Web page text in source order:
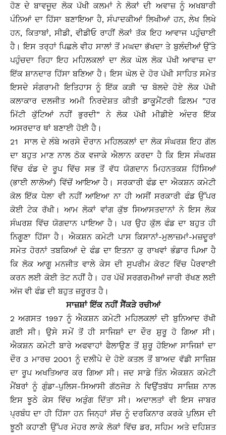
ਹੋਣ ਦੇ ਬਾਵਜੂਦ ਲੋਕ ਪੱਖੀ ਕਲਮਾਂ ਨੇ ਲੋਕਾਂ ਦੀ ਅਵਾਜ਼ ਨੂੰ ਅਖਬਾਰੀ
ਪੰਨਿਆਂ ਦਾ ਹਿੱਸਾ ਬਣਾਇਆ ਹੈ, ਸੰਪਾਦਕੀਆਂ ਲਿਖੀਆਂ ਹਨ, ਲੇਖ ਲਿਖੇ
ਹਨ, ਕਿਤਾਬਾਂ, ਸੀਡੀ, ਵੀਡੀਓ ਰਾਹੀਂ ਲੋਕਾਂ ਤੱਕ ਇਹ ਆਵਾਜ ਪਹੁੰਚਾਈ
ਹੈ। ਇਸ ਤਰ੍ਹਾਂ ਪਿਛਲੇ ਵੀਹ ਸਾਲਾਂ ਤੋਂ ਮਘਦਾ ਭੱਖਦਾ ਤੇ ਬੁਲੰਦੀਆਂ ਉੱਤੇ
ਪਹੁੰਚਦਾ ਰਿਹਾ ਇਹ ਮਹਿਲਕਲਾਂ ਦਾ ਲੋਕ ਘੋਲ ਲੋਕ ਪੱਖੀ ਆਵਾਜ਼ ਦਾ
ਇੱਕ ਸ਼ਾਨਦਾਰ ਹਿੱਸਾ ਬਣਿਆ ਹੈ। ਇਸ ਘੋਲ ਦੇ ਹੋਰ ਪੱਖੀ ਸਾਹਿਤ ਸਮੇਤ
ਇਸਦੇ ਸੰਗਰਾਮੀ ਇਤਿਹਾਸ ਨੂੰ ਇੱਕ ਕੜੀ ‘ਚ ਬੋਲਦੇ ਹੋਏ ਲੋਕ ਪੱਖੀ
ਕਲਾਕਾਰ ਦਲਜੀਤ ਅਮੀ ਨਿਰਦੇਸ਼ਤ ਕੀਤੀ ਡਾਕੂਮੈਂਟਰੀ ਫ਼ਿਲਮ ”ਹਰ
ਮਿੱਟੀ ਕੁੱਟਿਆਂ ਨਹੀਂ ਭੁਰਦੀ” ਨੇ ਲੋਕ ਪੱਖੀ ਮੀਡੀਏ ਅੰਦਰ ਇੱਕ
ਅਸਰਦਾਰ ਥਾਂ ਬਣਾਈ ਹੋਈ ਹੈ।
21 ਸਾਲ ਦੇ ਲੰਬੇ ਅਰਸੇ ਦੌਰਾਨ ਮਹਿਲਕਲਾਂ ਦਾ ਲੋਕ ਸੰਘਰਸ਼ ਇਹ ਗੱਲ
ਦਾ ਬਹੁਤ ਮਾਣ ਨਾਲ ਠੋਕ ਵਜਾਕੇ ਐਲਾਨ ਕਰਦਾ ਹੈ ਕਿ ਇਸ ਸੰਘਰਸ਼
ਵਿੱਚ ਫੰਡ ਦੇ ਰੂਪ ਵਿੱਚ ਸਭ ਤੋਂ ਵੱਧ ਯੋਗਦਾਨ ਮਿਹਨਤਕਸ਼ ਹਿੱਸਿਆਂ
(ਭਾਈ ਲਾਲੋਆਂ) ਵਿੱਚੋਂ ਆਇਆ ਹੈ। ਸਰਕਾਰੀ ਫੰਡ ਦਾ ਐਕਸ਼ਨ ਕਮੇਟੀ
ਕੋਲ ਇੱਕ ਧੇਲਾ ਵੀ ਨਹੀਂ ਆਇਆ ਨਾ ਹੀ ਅਸੀਂ ਸਰਕਾਰੀ ਫੰਡ ਉੱਪਰ
ਕੋਈ ਟੇਕ ਰੱਖੀ। ਆਮ ਲੋਕਾਂ ਵਾਂਗ ਕੁੱਝ ਸਿਆਸਤਦਾਨਾਂ ਨੇ ਇਸ ਲੋਕ
ਸੰਘਰਸ਼ ਵਿੱਚ ਯੋਗਦਾਨ ਪਾਇਆ ਹੈ। ਪਰ ਉਹ ਕੁੱਲ ਫੰਡ ਦਾ ਬਹੁਤ ਹੀ
ਨਿਗੂਣਾ ਹਿੱਸਾ ਹੈ। ਐਕਸ਼ਨ ਕਮੇਟੀ ਪਾਸ ਕਿਸਾਨਾਂ-ਮੁਲਾਜ਼ਮਾਂ-ਮਜ਼ਦੂਰਾਂ
ਸਮੇਤ ਹੋਰਨਾਂ ਤਬਕਿਆਂ ਦੇ ਫੰਡ ਦਾ ਇਤਨਾ ਕੁ ਰਾਖਵਾਂ ਭੰਡਾਰ ਪਿਆ ਹੈ
ਕਿ ਲੋਕ ਆਗੂ ਮਨਜੀਤ ਵਾਲੇ ਕੇਸ ਦੀ ਸੁਪਰੀਮ ਕੋਰਟ ਵਿੱਚ ਪੈਰਵਾਈ
ਕਰਨ ਲਈ ਕੋਈ ਤੋਟ ਨਹੀਂ ਹੈ। ਹਰ ਪੱਖੋਂ ਸਰਗਰਮੀਆਂ ਜਾਰੀ ਰੱਖਣ ਲਈ
ਅੱਜ ਵੀ ਫੰਡ ਦੀ ਬਹੁਤ ਜ਼ਰੂਰਤ ਹੈ।
ਸਾਜ਼ਸ਼ਾਂ ਇੱਕ ਨਹੀਂ ਸੈਂਕੜੇ ਰਚੀਆਂ
2 ਅਗਸਤ 1997 ਨੂੰ ਐਕਸ਼ਨ ਕਮੇਟੀ ਮਹਿਲਕਲਾਂ ਦੀ ਬੁਨਿਆਦ ਰੱਖੀ
ਗਈ ਸੀ। ਉਸੇ ਸਮੇਂ ਤੋਂ ਹੀ ਸਾਜਿਸ਼ਾਂ ਦਾ ਦੌਰ ਸ਼ੁਰੂ ਹੋ ਗਿਆ ਸੀ।
ਐਕਸ਼ਨ ਕਮੇਟੀ ਬਾਰੇ ਅਫਵਾਹਾਂ ਫੈਲਾਉਣ ਤੋਂ ਸ਼ੁਰੂ ਹੋਇਆ ਸਾਜਿਸ਼ਾਂ ਦਾ
ਦੌਰ 3 ਮਾਰਚ 2001 ਨੂੰ ਦਲੀਪੇ ਦੇ ਹੋਏ ਕਤਲ ਤੋਂ ਬਾਅਦ ਵੱਡੀ ਸਾਜ਼ਿਸ਼
ਦਾ ਰੂਪ ਅਖਤਿਆਰ ਕਰ ਗਿਆ ਸੀ। ਜਦ ਸਾਡੇ ਤਿੰਨ ਐਕਸ਼ਨ ਕਮੇਟੀ
ਮੈਂਬਰਾਂ ਨੂੰ ਗੁੰਡਾ-ਪੁਲਿਸ-ਸਿਆਸੀ ਗੱਠਜੋੜ ਨੇ ਵਿਉਂਤਬੱਧ ਸਾਜ਼ਿਸ਼ ਨਾਲ
ਇਸ ਝੂਠੇ ਕੇਸ ਵਿੱਚ ਅੜੁੰਗ ਦਿੱਤਾ ਸੀ। ਅਦਾਲਤਾਂ ਵੀ ਇਸ ਜਾਬਰ
ਪ੍ਰਬੰਧ ਦਾ ਹੀ ਹਿੱਸਾ ਹਨ ਜਿਨ੍ਹਾਂ ਸੱਚ ਨੂੰ ਦਰਕਿਨਾਰ ਕਰਕੇ ਪੁਲਿਸ ਦੀ
ਝੂਠੀ ਕਹਾਣੀ ਉੱਪਰ ਮੋਹਰ ਲਾਕੇ ਲੋਕਾਂ ਵਿੱਚ ਡਰ, ਸਹਿਮ ਅਤੇ ਦਹਿਸ਼ਤ